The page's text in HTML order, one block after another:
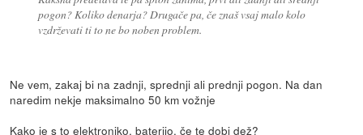
pogon? Koliko denarja? Drugače pa, če znaš vsaj malo kolo
vzdrževati ti to ne bo noben problem.
Ne vem, zakaj bi na zadnji, sprednji ali prednji pogon. Na dan
naredim nekje maksimalno 50 km vožnje
Kako je s to elektroniko, baterijo, če te dobi dež?